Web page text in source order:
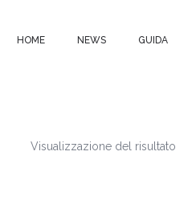
HOME NEWS GUIDA
Visualizzazione del risultato